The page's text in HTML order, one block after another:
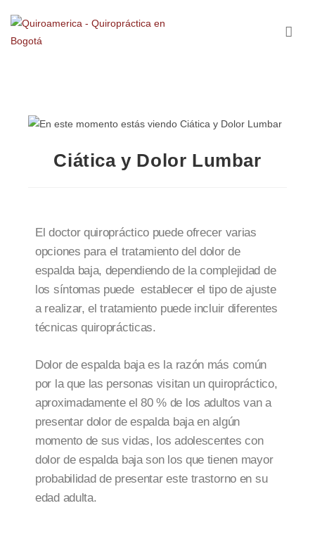
Ciática y Dolor Lumbar
El doctor quiropráctico puede ofrecer varias
opciones para el tratamiento del dolor de
espalda baja, dependiendo de la complejidad de
los síntomas puede establecer el tipo de ajuste
a realizar, el tratamiento puede incluir diferentes
técnicas quiroprácticas.
Dolor de espalda baja es la razón más común
por la que las personas visitan un quiropráctico,
aproximadamente el 80 % de los adultos van a
presentar dolor de espalda baja en algún
momento de sus vidas, los adolescentes con
dolor de espalda baja son los que tienen mayor
probabilidad de presentar este trastorno en su
edad adulta.